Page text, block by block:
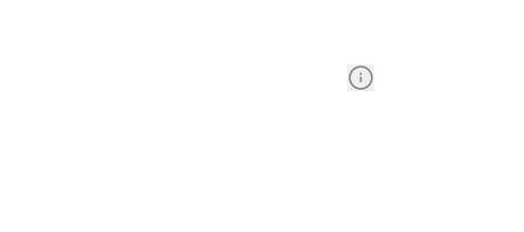
Information